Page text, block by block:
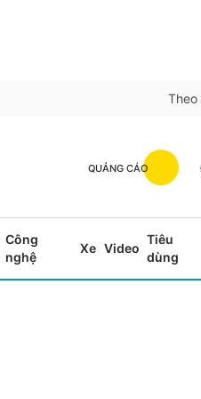
Theo
QUẢNG CÁO
Công
nghệ
Xe Video
Tiêu
dùng